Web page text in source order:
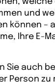
und
können –
Ihre E-
Sie auch
Person zu